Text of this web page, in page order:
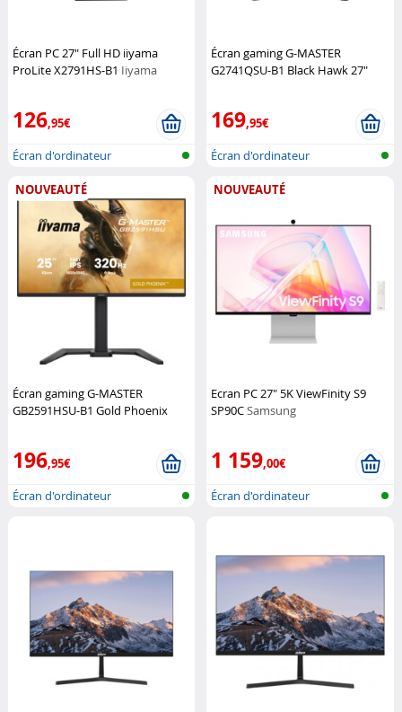
Écran PC 27" Full HD iiyama
ProLite X2791HS-B1 Iiyama
126,95€
Écran d'ordinateur
Écran gaming G-MASTER
G2741QSU-B1 Black Hawk 27"
169,95€
Écran d'ordinateur
NOUVEAUTÉ
Écran gaming G-MASTER
GB2591HSU-B1 Gold Phoenix
196,95€
Écran d'ordinateur
NOUVEAUTÉ
Ecran PC 27" 5K ViewFinity S9
SP90CSamsung
1 159,00€
Écran d'ordinateur